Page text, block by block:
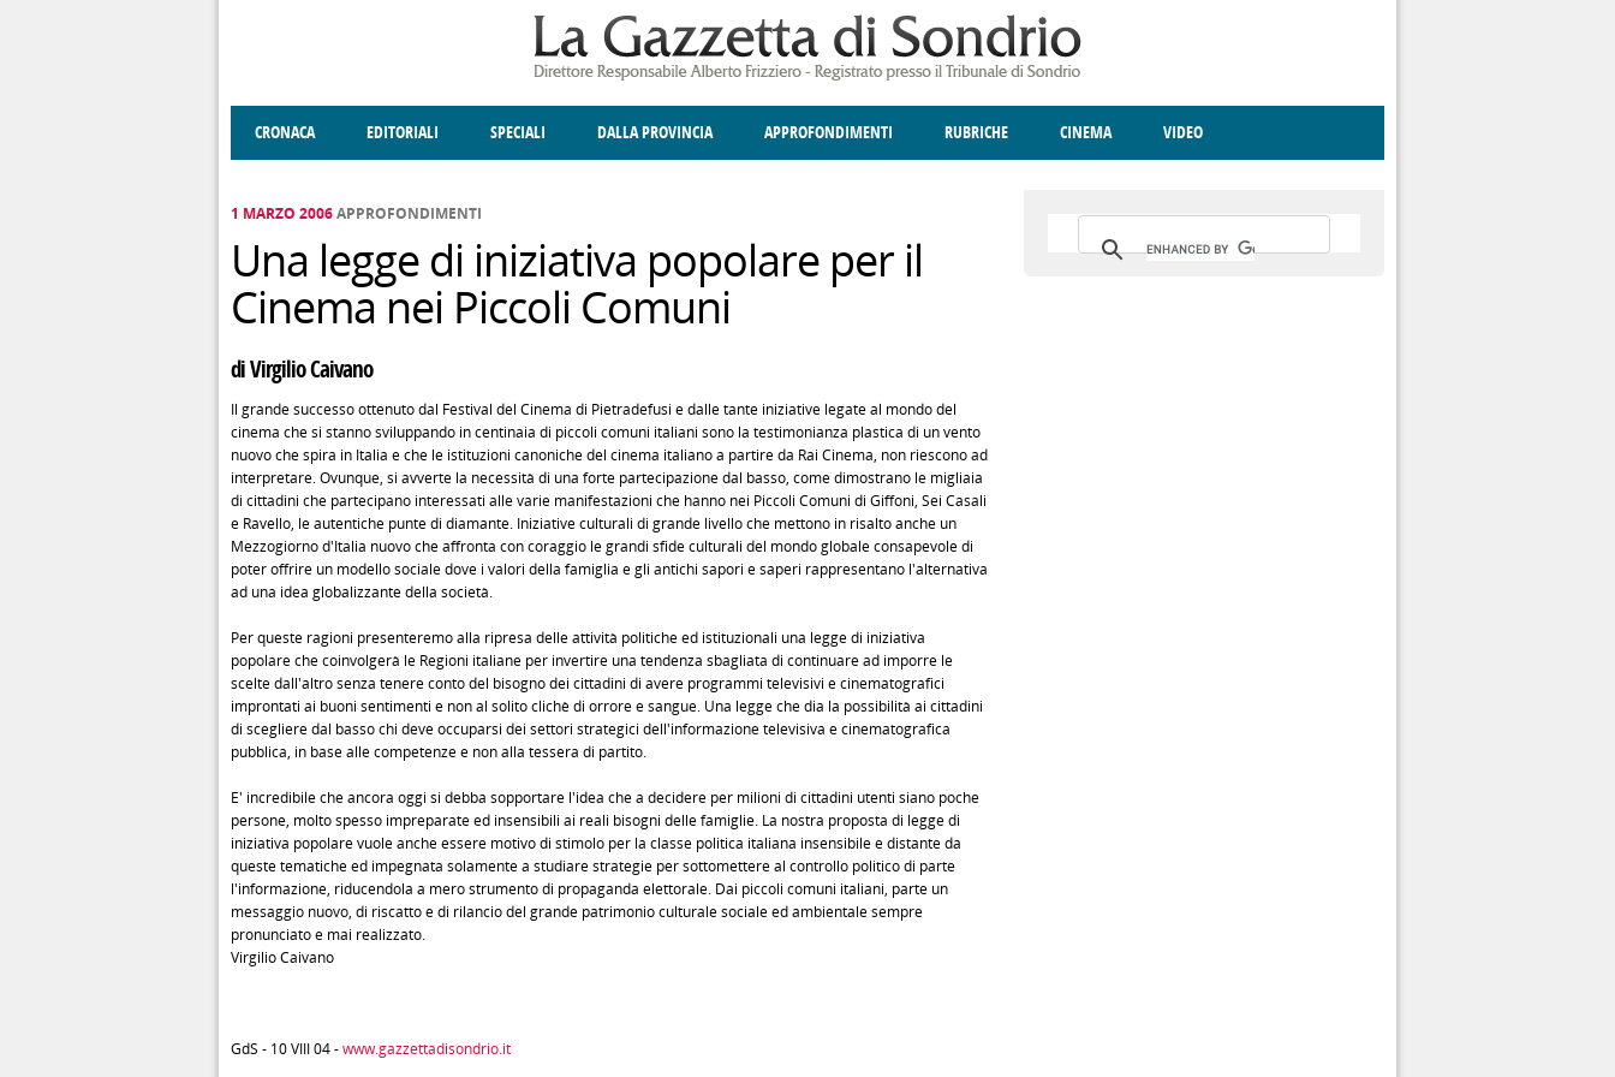
CRONACA EDITORIALI SPECIALI DALLA PROVINCIA APPROFONDIMENTI RUBRICHE CINEMA VIDEO
1 MARZO 2006APPROFONDIMENTI
Una legge di iniziativa popolare per il
Cinema nei Piccoli Comuni
di Virgilio Caivano
Il grande successo ottenuto dal Festival del Cinema di Pietradefusi e dalle tante iniziative legate al mondo del
cinema che si stanno sviluppando in centinaia di piccoli comuni italiani sono la testimonianza plastica di un vento
nuovo che spira in Italia e che le istituzioni canoniche del cinema italiano a partire da Rai Cinema, non riescono ad
interpretare. Ovunque, si avverte la necessità di una forte partecipazione dal basso, come dimostrano le migliaia
di cittadini che partecipano interessati alle varie manifestazioni che hanno nei Piccoli Comuni di Giffoni, Sei Casali
e Ravello, le autentiche punte di diamante. Iniziative culturali di grande livello che mettono in risalto anche un
Mezzogiorno d'Italia nuovo che affronta con coraggio le grandi sfide culturali del mondo globale consapevole di
poter offrire un modello sociale dove i valori della famiglia e gli antichi sapori e saperi rappresentano l'alternativa
ad una idea globalizzante della società.
Per queste ragioni presenteremo alla ripresa delle attività politiche ed istituzionali una legge di iniziativa
popolare che coinvolgerà le Regioni italiane per invertire una tendenza sbagliata di continuare ad imporre le
scelte dall'altro senza tenere conto del bisogno dei cittadini di avere programmi televisivi e cinematografici
improntati ai buoni sentimenti e non al solito clichè di orrore e sangue. Una legge che dia la possibilità ai cittadini
di scegliere dal basso chi deve occuparsi dei settori strategici dell'informazione televisiva e cinematografica
pubblica, in base alle competenze e non alla tessera di partito.
E' incredibile che ancora oggi si debba sopportare l'idea che a decidere per milioni di cittadini utenti siano poche
persone, molto spesso impreparate ed insensibili ai reali bisogni delle famiglie. La nostra proposta di legge di
iniziativa popolare vuole anche essere motivo di stimolo per la classe politica italiana insensibile e distante da
queste tematiche ed impegnata solamente a studiare strategie per sottomettere al controllo politico di parte
l'informazione, riducendola a mero strumento di propaganda elettorale. Dai piccoli comuni italiani, parte un
messaggio nuovo, di riscatto e di rilancio del grande patrimonio culturale sociale ed ambientale sempre
pronunciato e mai realizzato.
Virgilio Caivano
GdS - 10 VIII 04 -www.gazzettadisondrio.it